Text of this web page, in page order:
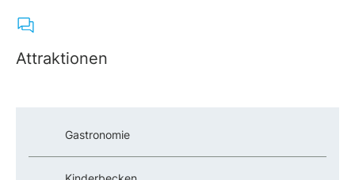
Attraktionen
Gastronomie